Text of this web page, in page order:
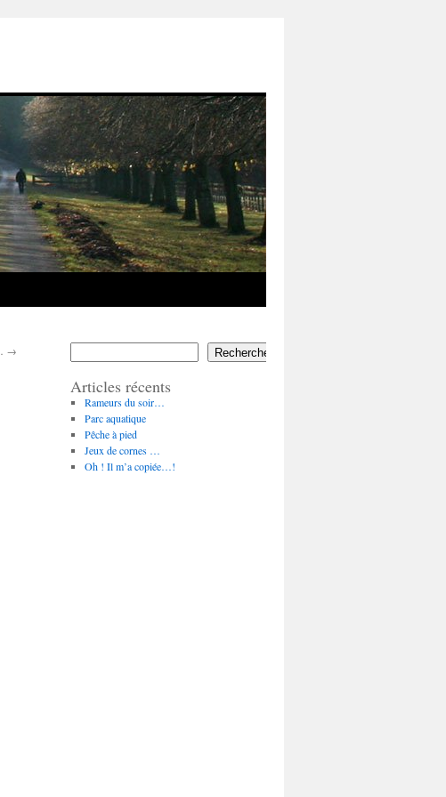
→ Rechercher
Articles récents
Rameurs du soir…
Parc aquatique
Pêche à pied
Jeux de cornes …
Oh ! Il m’a copiée…!